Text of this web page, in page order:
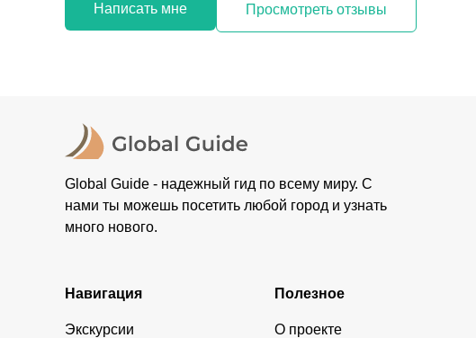
Написать мне Просмотреть отзывы
Global Guide - надежный гид по всему миру. С
нами ты можешь посетить любой город и узнать
много нового.
Навигация
Экскурсии
Полезное
О проекте